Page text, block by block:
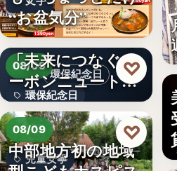
“お盆気分”
環保紀念日
08/09
環保紀念日
文字
日本JC、9月3日を
「未来につなぐカ
ーボンニュートラ
ルの…
♡
08/09
兒童安寧
中部地方初の地域
♡